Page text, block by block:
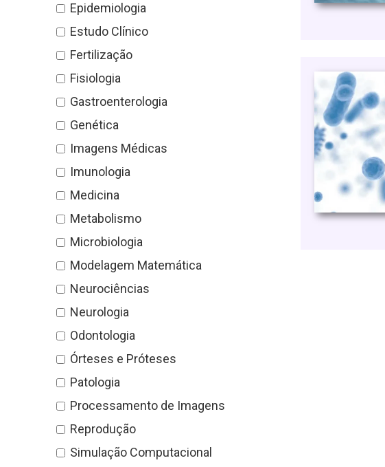
Epidemiologia
Estudo Clínico
Fertilização
Fisiologia
Gastroenterologia
Genética
Imagens Médicas
Imunologia
Medicina
Metabolismo
Microbiologia
Modelagem Matemática
Neurociências
Neurologia
Odontologia
Órteses e Próteses
Patologia
Processamento de Imagens
Reprodução
Simulação Computacional